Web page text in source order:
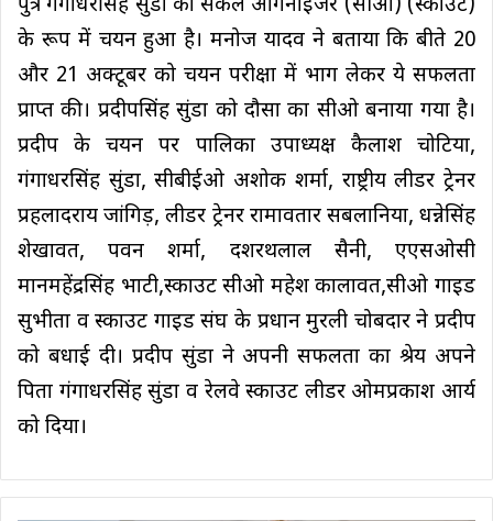
पुत्र गंगाधरसिंह सुंडा का सर्कल ऑर्गेनाइजर (सीओ) (स्काउट)
के रूप में चयन हुआ है। मनोज यादव ने बताया कि बीते 20
और 21 अक्टूबर को चयन परीक्षा में भाग लेकर ये सफलता
प्राप्त की। प्रदीपसिंह सुंडा को दौसा का सीओ बनाया गया है।
प्रदीप के चयन पर पालिका उपाध्यक्ष कैलाश चोटिया,
गंगाधरसिंह सुंडा, सीबीईओ अशोक शर्मा, राष्ट्रीय लीडर ट्रेनर
प्रहलादराय जांगिड़, लीडर ट्रेनर रामावतार सबलानिया, धन्नेसिंह
शेखावत, पवन शर्मा, दशरथलाल सैनी, एएसओसी
मानमहेंद्रसिंह भाटी,स्काउट सीओ महेश कालावत,सीओ गाइड
सुभीता व स्काउट गाइड संघ के प्रधान मुरली चोबदार ने प्रदीप
को बधाई दी। प्रदीप सुंडा ने अपनी सफलता का श्रेय अपने
पिता गंगाधरसिंह सुंडा व रेलवे स्काउट लीडर ओमप्रकाश आर्य
को दिया।